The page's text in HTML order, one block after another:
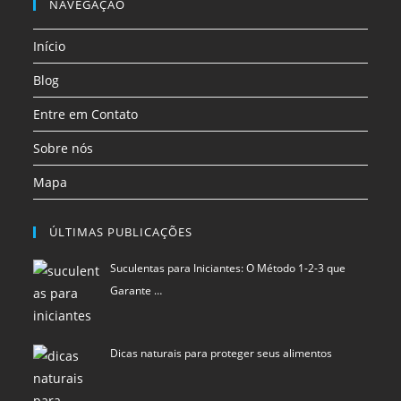
aba
aba
nova
aba
aba
aba
NAVEGAÇÃO
Início
Blog
Entre em Contato
Sobre nós
Mapa
ÚLTIMAS PUBLICAÇÕES
Suculentas para Iniciantes: O Método 1-2-3 que
Garante …
Dicas naturais para proteger seus alimentos